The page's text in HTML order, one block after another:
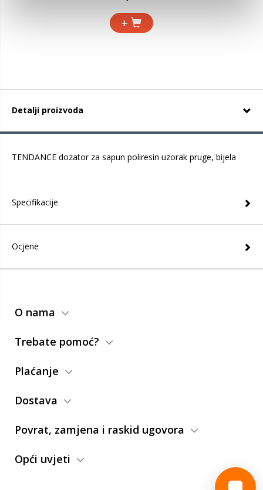
+
Detalji proizvoda
TENDANCE dozator za sapun poliresin uzorak pruge, bijela
Specifikacije
Ocjene
O nama
Trebate pomoć?
Plaćanje
Dostava
Povrat, zamjena i raskid ugovora
Opći uvjeti